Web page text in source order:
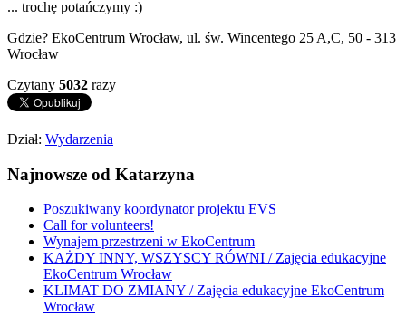
... trochę potańczymy :)
Gdzie? EkoCentrum Wrocław, ul. św. Wincentego 25 A,C, 50 - 313
Wrocław
Czytany 5032 razy
Dział: Wydarzenia
Najnowsze od Katarzyna
Poszukiwany koordynator projektu EVS
Call for volunteers!
Wynajem przestrzeni w EkoCentrum
KAŻDY INNY, WSZYSCY RÓWNI / Zajęcia edukacyjne
EkoCentrum Wrocław
KLIMAT DO ZMIANY / Zajęcia edukacyjne EkoCentrum
Wrocław